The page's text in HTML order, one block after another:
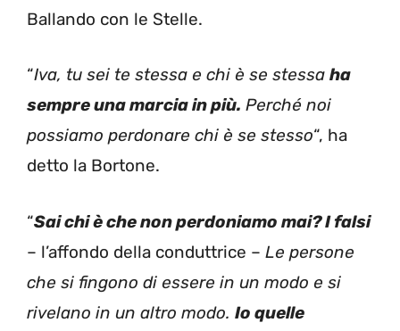
Ballando con le Stelle.
“Iva, tu sei te stessa e chi è se stessa ha
sempre una marcia in più. Perché noi
possiamo perdonare chi è se stesso“, ha
detto la Bortone.
“Sai chi è che non perdoniamo mai? I falsi
– l’affondo della conduttrice – Le persone
che si fingono di essere in un modo e si
rivelano in un altro modo. Io quelle